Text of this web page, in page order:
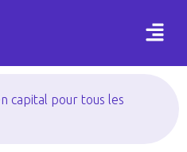
capital pour tous les